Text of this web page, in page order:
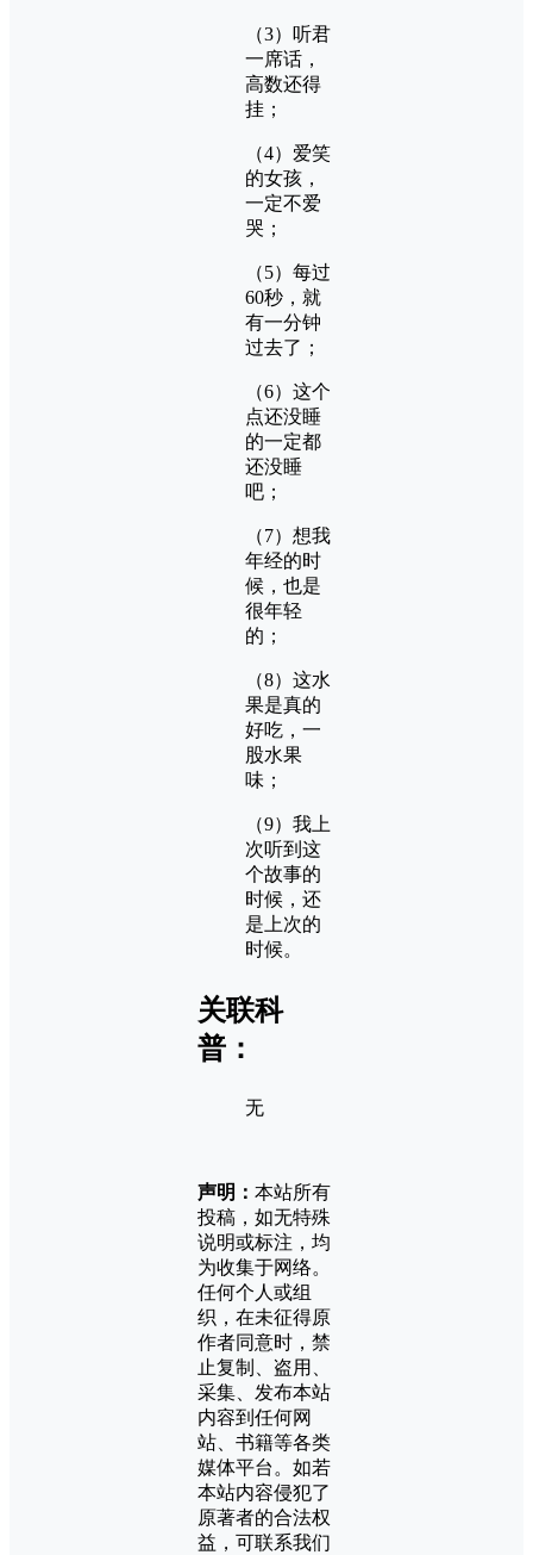
（3）听君
一席话，
高数还得
挂；
（4）爱笑
的女孩，
一定不爱
哭；
（5）每过
60秒，就
有一分钟
过去了；
（6）这个
点还没睡
的一定都
还没睡
吧；
（7）想我
年经的时
候，也是
很年轻
的；
（8）这水
果是真的
好吃，一
股水果
味；
（9）我上
次听到这
个故事的
时候，还
是上次的
时候。
关联科
普：
无
声明： 本站所有
投稿，如无特殊
说明或标注，均
为收集于网络。
任何个人或组
织，在未征得原
作者同意时，禁
止复制、盗用、
采集、发布本站
内容到任何网
站、书籍等各类
媒体平台。如若
本站内容侵犯了
原著者的合法权
益，可联系我们